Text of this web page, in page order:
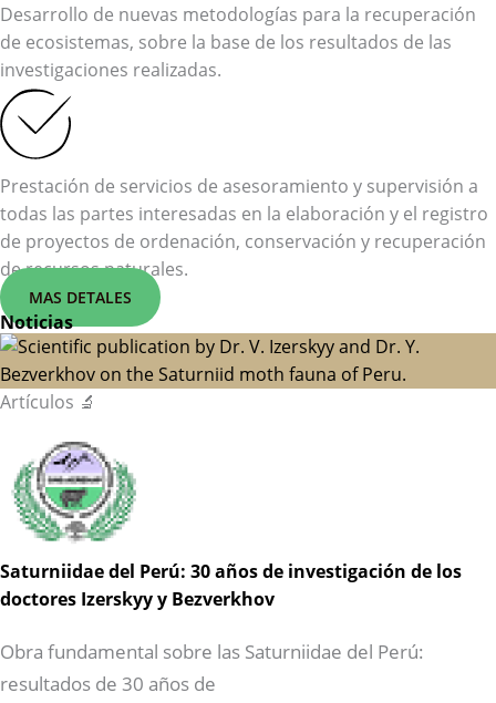
Desarrollo de nuevas metodologías para la recuperación
de ecosistemas, sobre la base de los resultados de las
investigaciones realizadas.
Prestación de servicios de asesoramiento y supervisión a
todas las partes interesadas en la elaboración y el registro
de proyectos de ordenación, conservación y recuperación
de recursos naturales.
MAS DETALES
Noticias
Artículos 🔬
Saturniidae del Perú: 30 años de investigación de los
doctores Izerskyy y Bezverkhov
Obra fundamental sobre las Saturniidae del Perú:
resultados de 30 años de